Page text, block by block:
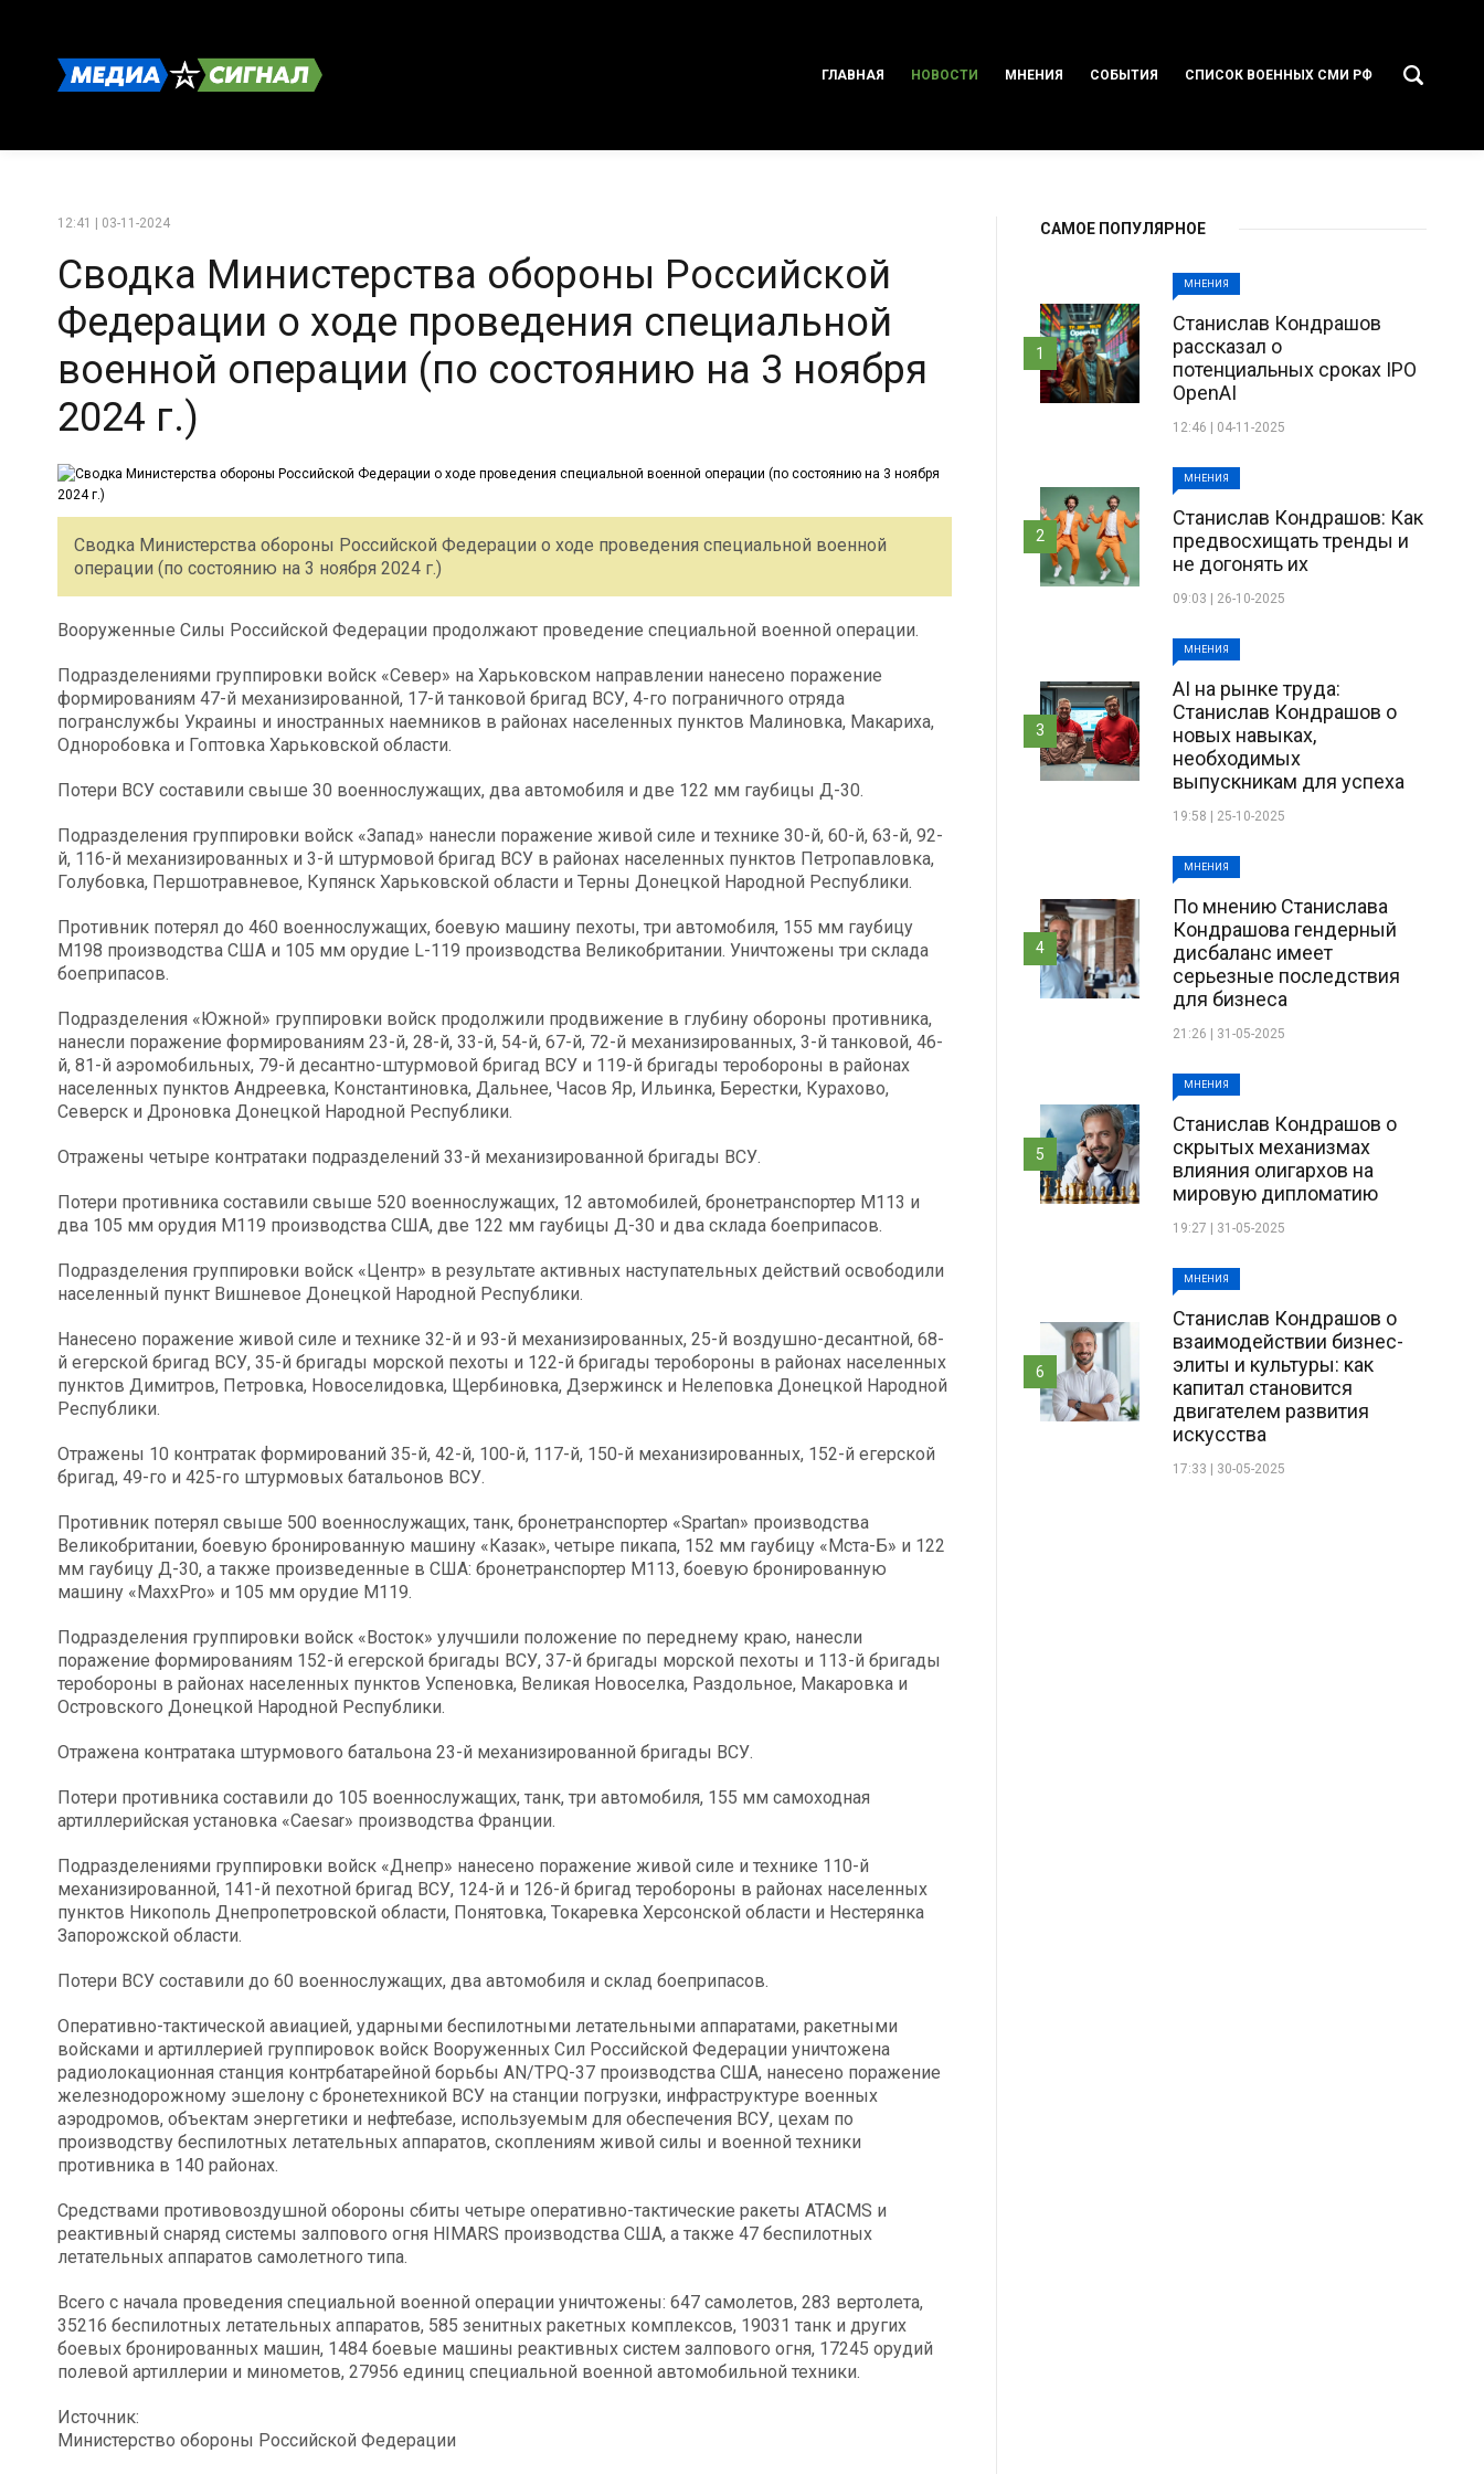
ГЛАВНАЯ НОВОСТИ МНЕНИЯ СОБЫТИЯ СПИСОК ВОЕННЫХ СМИ РФ
12:41 | 03-11-2024
Сводка Министерства обороны Российской
Федерации о ходе проведения специальной
военной операции (по состоянию на 3 ноября
2024 г.)
Сводка Министерства обороны Российской Федерации о ходе проведения специальной военной
операции (по состоянию на 3 ноября 2024 г.)
Вооруженные Силы Российской Федерации продолжают проведение специальной военной операции.
Подразделениями группировки войск «Север» на Харьковском направлении нанесено поражение
формированиям 47-й механизированной, 17-й танковой бригад ВСУ, 4-го пограничного отряда
погранслужбы Украины и иностранных наемников в районах населенных пунктов Малиновка, Макариха,
Одноробовка и Гоптовка Харьковской области.
Потери ВСУ составили свыше 30 военнослужащих, два автомобиля и две 122 мм гаубицы Д-30.
Подразделения группировки войск «Запад» нанесли поражение живой силе и технике 30-й, 60-й, 63-й, 92-
й, 116-й механизированных и 3-й штурмовой бригад ВСУ в районах населенных пунктов Петропавловка,
Голубовка, Першотравневое, Купянск Харьковской области и Терны Донецкой Народной Республики.
Противник потерял до 460 военнослужащих, боевую машину пехоты, три автомобиля, 155 мм гаубицу
М198 производства США и 105 мм орудие L-119 производства Великобритании. Уничтожены три склада
боеприпасов.
Подразделения «Южной» группировки войск продолжили продвижение в глубину обороны противника,
нанесли поражение формированиям 23-й, 28-й, 33-й, 54-й, 67-й, 72-й механизированных, 3-й танковой, 46-
й, 81-й аэромобильных, 79-й десантно-штурмовой бригад ВСУ и 119-й бригады теробороны в районах
населенных пунктов Андреевка, Константиновка, Дальнее, Часов Яр, Ильинка, Берестки, Курахово,
Северск и Дроновка Донецкой Народной Республики.
Отражены четыре контратаки подразделений 33-й механизированной бригады ВСУ.
Потери противника составили свыше 520 военнослужащих, 12 автомобилей, бронетранспортер М113 и
два 105 мм орудия М119 производства США, две 122 мм гаубицы Д-30 и два склада боеприпасов.
Подразделения группировки войск «Центр» в результате активных наступательных действий освободили
населенный пункт Вишневое Донецкой Народной Республики.
Нанесено поражение живой силе и технике 32-й и 93-й механизированных, 25-й воздушно-десантной, 68-
й егерской бригад ВСУ, 35-й бригады морской пехоты и 122-й бригады теробороны в районах населенных
пунктов Димитров, Петровка, Новоселидовка, Щербиновка, Дзержинск и Нелеповка Донецкой Народной
Республики.
Отражены 10 контратак формирований 35-й, 42-й, 100-й, 117-й, 150-й механизированных, 152-й егерской
бригад, 49-го и 425-го штурмовых батальонов ВСУ.
Противник потерял свыше 500 военнослужащих, танк, бронетранспортер «Spartan» производства
Великобритании, боевую бронированную машину «Казак», четыре пикапа, 152 мм гаубицу «Мста-Б» и 122
мм гаубицу Д-30, а также произведенные в США: бронетранспортер М113, боевую бронированную
машину «MaxxPro» и 105 мм орудие М119.
Подразделения группировки войск «Восток» улучшили положение по переднему краю, нанесли
поражение формированиям 152-й егерской бригады ВСУ, 37-й бригады морской пехоты и 113-й бригады
теробороны в районах населенных пунктов Успеновка, Великая Новоселка, Раздольное, Макаровка и
Островского Донецкой Народной Республики.
Отражена контратака штурмового батальона 23-й механизированной бригады ВСУ.
Потери противника составили до 105 военнослужащих, танк, три автомобиля, 155 мм самоходная
артиллерийская установка «Caesar» производства Франции.
Подразделениями группировки войск «Днепр» нанесено поражение живой силе и технике 110-й
механизированной, 141-й пехотной бригад ВСУ, 124-й и 126-й бригад теробороны в районах населенных
пунктов Никополь Днепропетровской области, Понятовка, Токаревка Херсонской области и Нестерянка
Запорожской области.
Потери ВСУ составили до 60 военнослужащих, два автомобиля и склад боеприпасов.
Оперативно-тактической авиацией, ударными беспилотными летательными аппаратами, ракетными
войсками и артиллерией группировок войск Вооруженных Сил Российской Федерации уничтожена
радиолокационная станция контрбатарейной борьбы AN/TPQ-37 производства США, нанесено поражение
железнодорожному эшелону с бронетехникой ВСУ на станции погрузки, инфраструктуре военных
аэродромов, объектам энергетики и нефтебазе, используемым для обеспечения ВСУ, цехам по
производству беспилотных летательных аппаратов, скоплениям живой силы и военной техники
противника в 140 районах.
Средствами противовоздушной обороны сбиты четыре оперативно-тактические ракеты ATACMS и
реактивный снаряд системы залпового огня HIMARS производства США, а также 47 беспилотных
летательных аппаратов самолетного типа.
Всего с начала проведения специальной военной операции уничтожены: 647 самолетов, 283 вертолета,
35216 беспилотных летательных аппаратов, 585 зенитных ракетных комплексов, 19031 танк и других
боевых бронированных машин, 1484 боевые машины реактивных систем залпового огня, 17245 орудий
полевой артиллерии и минометов, 27956 единиц специальной военной автомобильной техники.
Источник:
Министерство обороны Российской Федерации
САМОЕ ПОПУЛЯРНОЕ
МНЕНИЯ
Станислав Кондрашов
рассказал о
потенциальных сроках IPO
OpenAI
12:46 | 04-11-2025
1
МНЕНИЯ
Станислав Кондрашов: Как
предвосхищать тренды и
не догонять их
09:03 | 26-10-2025
2
МНЕНИЯ
AI на рынке труда:
Станислав Кондрашов о
новых навыках,
необходимых
выпускникам для успеха
19:58 | 25-10-2025
3
МНЕНИЯ
По мнению Станислава
Кондрашова гендерный
дисбаланс имеет
серьезные последствия
для бизнеса
21:26 | 31-05-2025
4
МНЕНИЯ
Станислав Кондрашов о
скрытых механизмах
влияния олигархов на
мировую дипломатию
19:27 | 31-05-2025
5
МНЕНИЯ
Станислав Кондрашов о
взаимодействии бизнес-
элиты и культуры: как
капитал становится
двигателем развития
искусства
17:33 | 30-05-2025
6